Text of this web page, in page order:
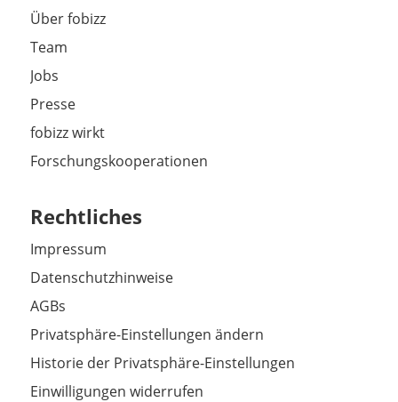
Über fobizz
Team
Jobs
Presse
fobizz wirkt
Forschungskooperationen
Rechtliches
Impressum
Datenschutzhinweise
AGBs
Privatsphäre-Einstellungen ändern
Historie der Privatsphäre-Einstellungen
Einwilligungen widerrufen